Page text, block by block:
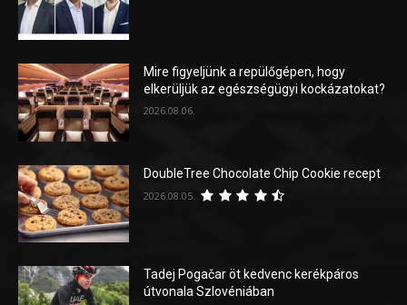
Mire figyeljünk a repülőgépen, hogy
elkerüljük az egészségügyi kockázatokat?
2026.08.06.
DoubleTree Chocolate Chip Cookie recept
2026.08.05.
Tadej Pogačar öt kedvenc kerékpáros
útvonala Szlovéniában